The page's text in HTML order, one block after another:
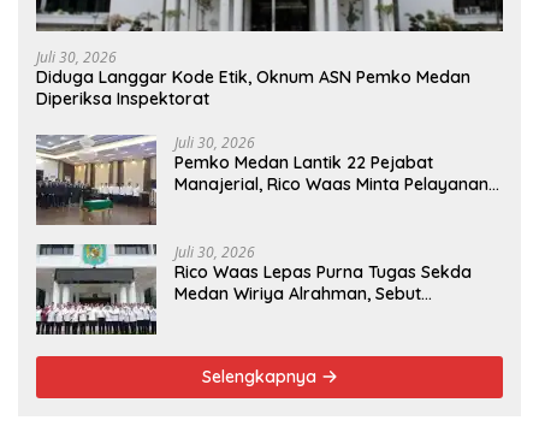
Juli 30, 2026
Diduga Langgar Kode Etik, Oknum ASN Pemko Medan
Diperiksa Inspektorat
Juli 30, 2026
Pemko Medan Lantik 22 Pejabat
Manajerial, Rico Waas Minta Pelayanan
Juli 30, 2026
Rico Waas Lepas Purna Tugas Sekda
Medan Wiriya Alrahman, Sebut
Selengkapnya